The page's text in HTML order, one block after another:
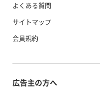
よくある質問
サイトマップ
会員規約
広告主の方へ